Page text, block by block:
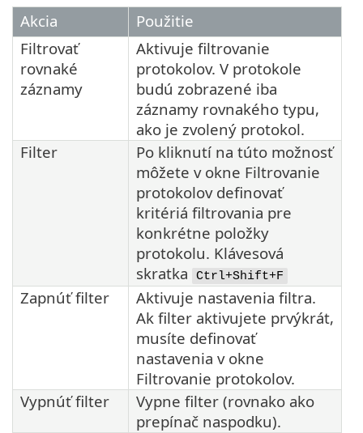
Akcia
Použitie
Filtrovať
rovnaké
záznamy
Aktivuje filtrovanie
protokolov. V protokole
budú zobrazené iba
záznamy rovnakého typu,
ako je zvolený protokol.
Filter
Po kliknutí na túto možnosť
môžete v okne Filtrovanie
protokolov definovať
kritériá filtrovania pre
konkrétne položky
protokolu. Klávesová
skratka
Ctrl+Shift+F
Zapnúť filter
Aktivuje nastavenia filtra.
Ak filter aktivujete prvýkrát,
musíte definovať
nastavenia v okne
Filtrovanie protokolov.
Vypnúť filter
Vypne filter (rovnako ako
prepínač naspodku).